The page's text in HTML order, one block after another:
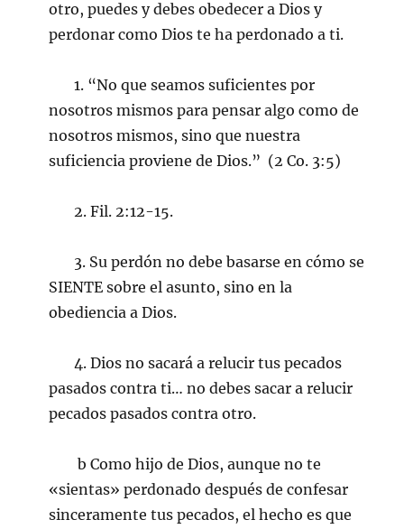
otro, puedes y debes obedecer a Dios y
perdonar como Dios te ha perdonado a ti.
1. “No que seamos suficientes por
nosotros mismos para pensar algo como de
nosotros mismos, sino que nuestra
suficiencia proviene de Dios.” (2 Co. 3:5)
2. Fil. 2:12-15.
3. Su perdón no debe basarse en cómo se
SIENTE sobre el asunto, sino en la
obediencia a Dios.
4. Dios no sacará a relucir tus pecados
pasados contra ti… no debes sacar a relucir
pecados pasados contra otro.
b Como hijo de Dios, aunque no te
«sientas» perdonado después de confesar
sinceramente tus pecados, el hecho es que